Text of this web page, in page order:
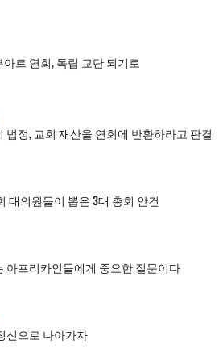
아르 연회, 독립 교단 되기로
법정, 교회 재산을 연회에 반환하라고 판결
대의원들이 뽑은 3대 총회 안건
아프리카인들에게 중요한 질문이다
신으로 나아가자